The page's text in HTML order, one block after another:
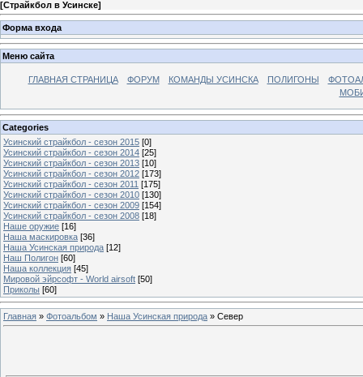
[Страйкбол в Усинске]
Форма входа
Меню сайта
ГЛАВНАЯ СТРАНИЦА ФОРУМ КОМАНДЫ УСИНСКА ПОЛИГОНЫ
Categories
Усинский страйкбол - сезон 2015 [0]
Усинский страйкбол - сезон 2014 [25]
Усинский страйкбол - сезон 2013 [10]
Усинский страйкбол - сезон 2012 [173]
Усинский страйкбол - сезон 2011 [175]
Усинский страйкбол - сезон 2010 [130]
Усинский страйкбол - сезон 2009 [154]
Усинский страйкбол - сезон 2008 [18]
Наше оружие [16]
Наша маскировка [36]
Наша Усинская природа [12]
Наш Полигон [60]
Наша коллекция [45]
Мировой эйрсофт - World airsoft [50]
Приколы [60]
Главная » Фотоальбом » Наша Усинская природа » Север